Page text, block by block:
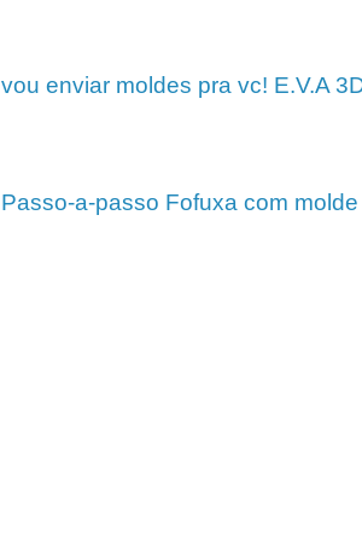
vou enviar moldes pra vc! E.V.A
Passo-a-passo Fofuxa com molde